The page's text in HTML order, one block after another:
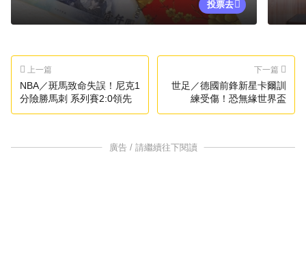
投票去
上一篇
NBA／斑馬致命失誤！尼克1
分險勝馬刺 系列賽2:0領先
下一篇
世足／德國前鋒新星卡爾訓
練受傷！恐無緣世界盃
廣告 / 請繼續往下閱讀